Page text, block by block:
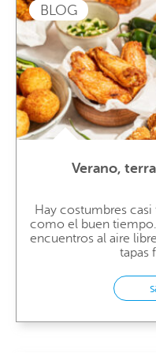
BLOG
Verano,
Hay costumbres
como el buen tiempo.
encuentros al aire
tapas